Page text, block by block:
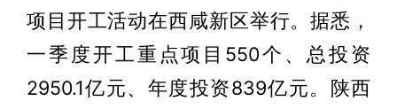
项目开工活动在西咸新区举行。据悉，
一季度开工重点项目550个、总投资
2950.1亿元、年度投资839亿元。陕西